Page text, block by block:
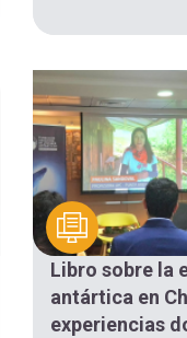
Libro sobre la
antártica en
experiencias